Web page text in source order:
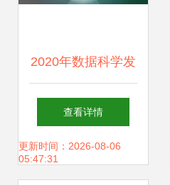
2020年数据科学发
展趋势 人工智能、
物联网与边缘计算
查看详情
更新时间：2026-08-06
05:47:31